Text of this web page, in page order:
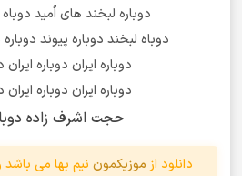
دوباره لبخند های اُمید
دوباه لبخند دوباره پیوند دوباره
دوباره ایران دوباره ایران
دوباره ایران دوباره ایران
حجت اشرف زاده
دانلود ازموزیکمون نیم بها می